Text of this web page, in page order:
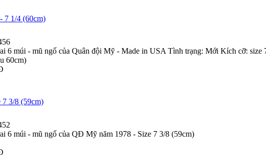
7 1/4 (60cm)
6 múi - mũ ngố của Quân đội Mỹ - Made in USA Tình trạng: Mới Kích cỡ: size
60cm)
3/8 (59cm)
6 múi - mũ ngố của QĐ Mỹ năm 1978 - Size 7 3/8 (59cm)